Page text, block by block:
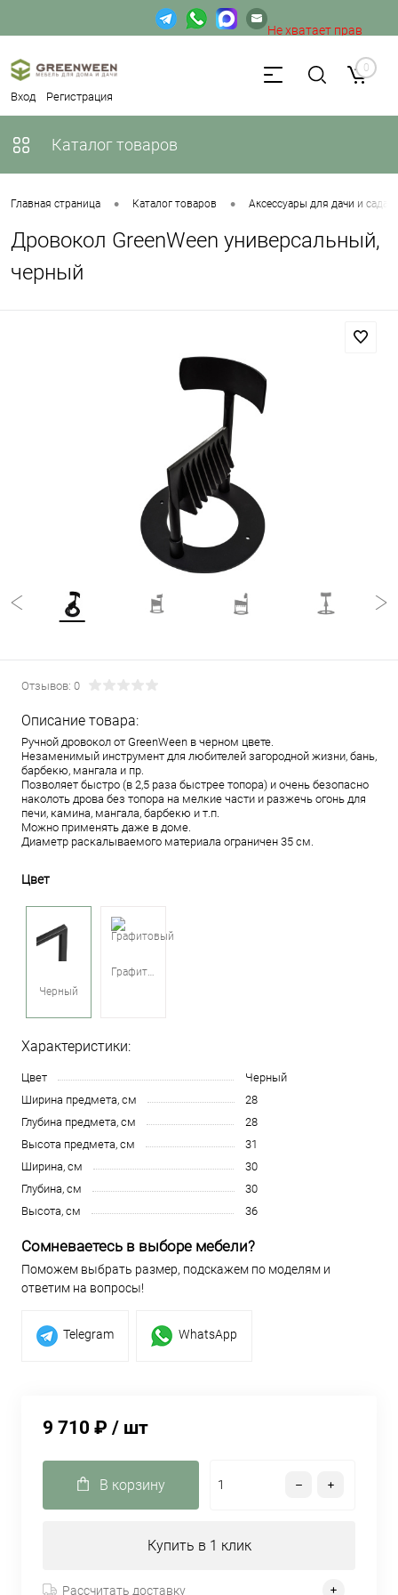
Вход Регистрация
Не хватает прав
доступа к веб-форме. 0
Каталог товаров
Главная страница • Каталог товаров • Аксессуары для дачи и сада
Дровокол GreenWeen универсальный,
черный
Отзывов: 0
Описание товара:
Ручной дровокол от GreenWeen в черном цвете.
Незаменимый инструмент для любителей загородной жизни, бань,
барбекю, мангала и пр.
Позволяет быстро (в 2,5 раза быстрее топора) и очень безопасно
наколоть дрова без топора на мелкие части и разжечь огонь для
печи, камина, мангала, барбекю и т.п.
Можно применять даже в доме.
Диаметр раскалываемого материала ограничен 35 см.
Цвет
Черный
Графитовый
Характеристики:
Цвет
Черный
Ширина предмета, см
28
Глубина предмета, см
28
Высота предмета, см
31
Ширина, см
30
Глубина, см
30
Высота, см
36
Сомневаетесь в выборе мебели?
Поможем выбрать размер, подскажем по моделям и
ответим на вопросы!
Telegram WhatsApp
9 710 ₽ / шт
В корзину
Купить в 1 клик
Рассчитать доставку